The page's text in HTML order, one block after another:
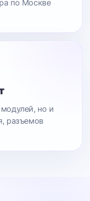
по Москве
но и
разъемов